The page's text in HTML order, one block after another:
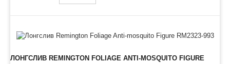
ЛОНГСЛИВ REMINGTON FOLIAGE ANTI-MOSQUITO FIGURE